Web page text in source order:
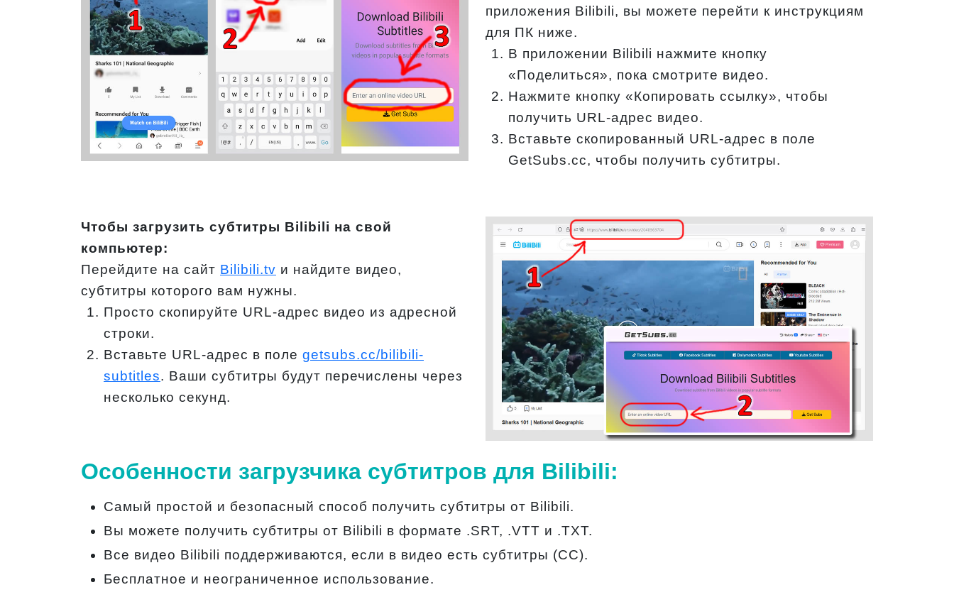
приложения Bilibili, вы можете перейти к инструкциям
для ПК ниже.
В приложении Bilibili нажмите кнопку
«Поделиться», пока смотрите видео.
Нажмите кнопку «Копировать ссылку», чтобы
получить URL-адрес видео.
Вставьте скопированный URL-адрес в поле
GetSubs.cc, чтобы получить субтитры.
Чтобы загрузить субтитры Bilibili на свой
компьютер:
Перейдите на сайт Bilibili.tv и найдите видео,
субтитры которого вам нужны.
Просто скопируйте URL-адрес видео из адресной
строки.
Вставьте URL-адрес в поле getsubs.cc/bilibili-
subtitles. Ваши субтитры будут перечислены через
несколько секунд.
Особенности загрузчика субтитров для Bilibili:
Самый простой и безопасный способ получить субтитры от Bilibili.
Вы можете получить субтитры от Bilibili в формате .SRT, .VTT и .TXT.
Все видео Bilibili поддерживаются, если в видео есть субтитры (CC).
Бесплатное и неограниченное использование.